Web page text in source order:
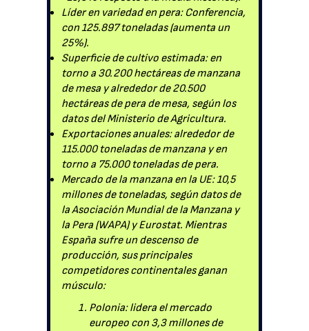
Líder en variedad en pera: Conferencia,
con 125.897 toneladas (aumenta un
25%).
Superficie de cultivo estimada: en
torno a 30.200 hectáreas de manzana
de mesa y alrededor de 20.500
hectáreas de pera de mesa, según los
datos del Ministerio de Agricultura.
Exportaciones anuales: alrededor de
115.000 toneladas de manzana y en
torno a 75.000 toneladas de pera.
Mercado de la manzana en la UE: 10,5
millones de toneladas, según datos de
la Asociación Mundial de la Manzana y
la Pera (WAPA) y Eurostat. Mientras
España sufre un descenso de
producción, sus principales
competidores continentales ganan
músculo:
Polonia: lidera el mercado
europeo con 3,3 millones de